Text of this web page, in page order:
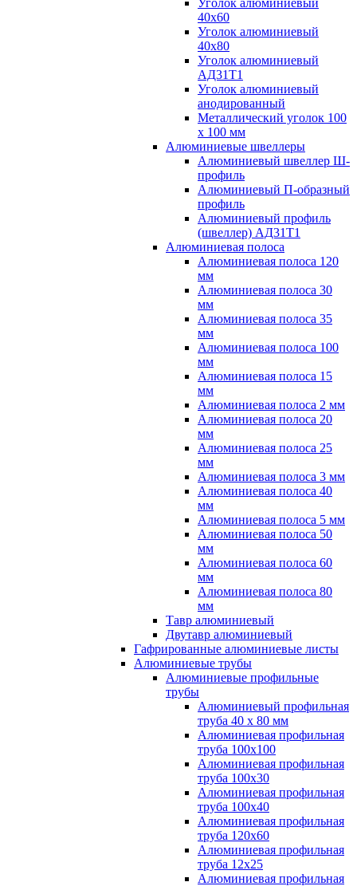
Уголок алюминиевый
40х60
Уголок алюминиевый
40х80
Уголок алюминиевый
АД31Т1
Уголок алюминиевый
анодированный
Металлический уголок 100
х 100 мм
Алюминиевые швеллеры
Алюминиевый швеллер Ш-
профиль
Алюминиевый П-образный
профиль
Алюминиевый профиль
(швеллер) АД31Т1
Алюминиевая полоса
Алюминиевая полоса 120
мм
Алюминиевая полоса 30
мм
Алюминиевая полоса 35
мм
Алюминиевая полоса 100
мм
Алюминиевая полоса 15
мм
Алюминиевая полоса 2 мм
Алюминиевая полоса 20
мм
Алюминиевая полоса 25
мм
Алюминиевая полоса 3 мм
Алюминиевая полоса 40
мм
Алюминиевая полоса 5 мм
Алюминиевая полоса 50
мм
Алюминиевая полоса 60
мм
Алюминиевая полоса 80
мм
Тавр алюминиевый
Двутавр алюминиевый
Гафрированные алюминиевые листы
Алюминиевые трубы
Алюминиевые профильные
трубы
Алюминиевый профильная
труба 40 х 80 мм
Алюминиевая профильная
труба 100х100
Алюминиевая профильная
труба 100х30
Алюминиевая профильная
труба 100х40
Алюминиевая профильная
труба 120х60
Алюминиевая профильная
труба 12x25
Алюминиевая профильная